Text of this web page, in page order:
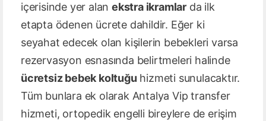
içerisinde yer alanekstra ikramlar da ilk
etapta ödenen ücrete dahildir. Eğer ki
seyahat edecek olan kişilerin bebekleri varsa
rezervasyon esnasında belirtmeleri halinde
ücretsiz bebek koltuğu hizmeti sunulacaktır.
Tüm bunlara ek olarak Antalya Vip transfer
hizmeti, ortopedik engelli bireylere de erişim